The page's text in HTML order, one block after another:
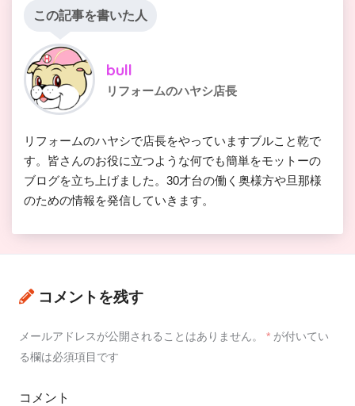
この記事を書いた人
bull
リフォームのハヤシ店長
リフォームのハヤシで店長をやっていますブルこと乾で
す。皆さんのお役に立つような何でも簡単をモットーの
ブログを立ち上げました。30才台の働く奥様方や旦那様
のための情報を発信していきます。
コメントを残す
メールアドレスが公開されることはありません。 * が付いてい
る欄は必須項目です
コメント